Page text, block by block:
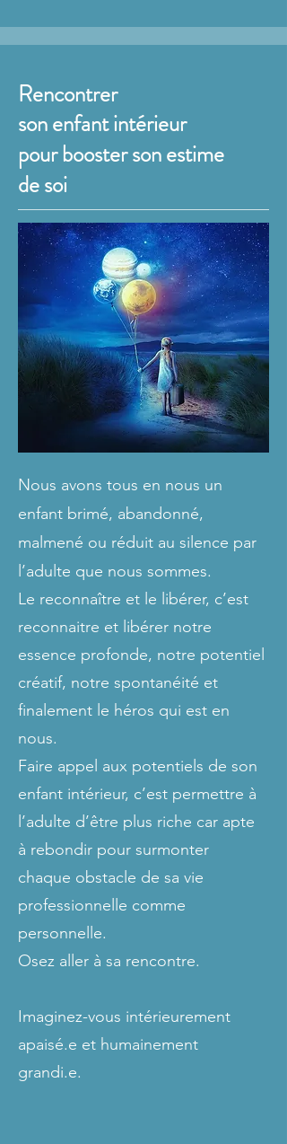
Rencontrer
son enfant intérieur
pour booster son estime
de soi
Nous avons tous en nous un
enfant brimé, abandonné,
malmené ou réduit au silence par
l’adulte que nous sommes.
Le reconnaître et le libérer, c’est
reconnaitre et libérer notre
essence profonde, notre potentiel
créatif, notre spontanéité et
finalement le héros qui est en
nous.
Faire appel aux potentiels de son
enfant intérieur, c’est permettre à
l’adulte d’être plus riche car apte
à rebondir pour surmonter
chaque obstacle de sa vie
professionnelle comme
personnelle.
Osez aller à sa rencontre.
Imaginez-vous intérieurement
apaisé.e et humainement
grandi.e.